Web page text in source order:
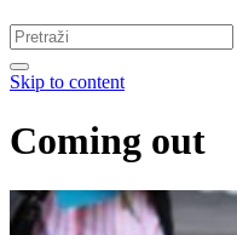
Pretraga:
Skip to content
Coming out